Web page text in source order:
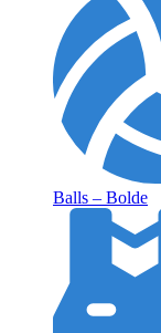
Balls – Bolde